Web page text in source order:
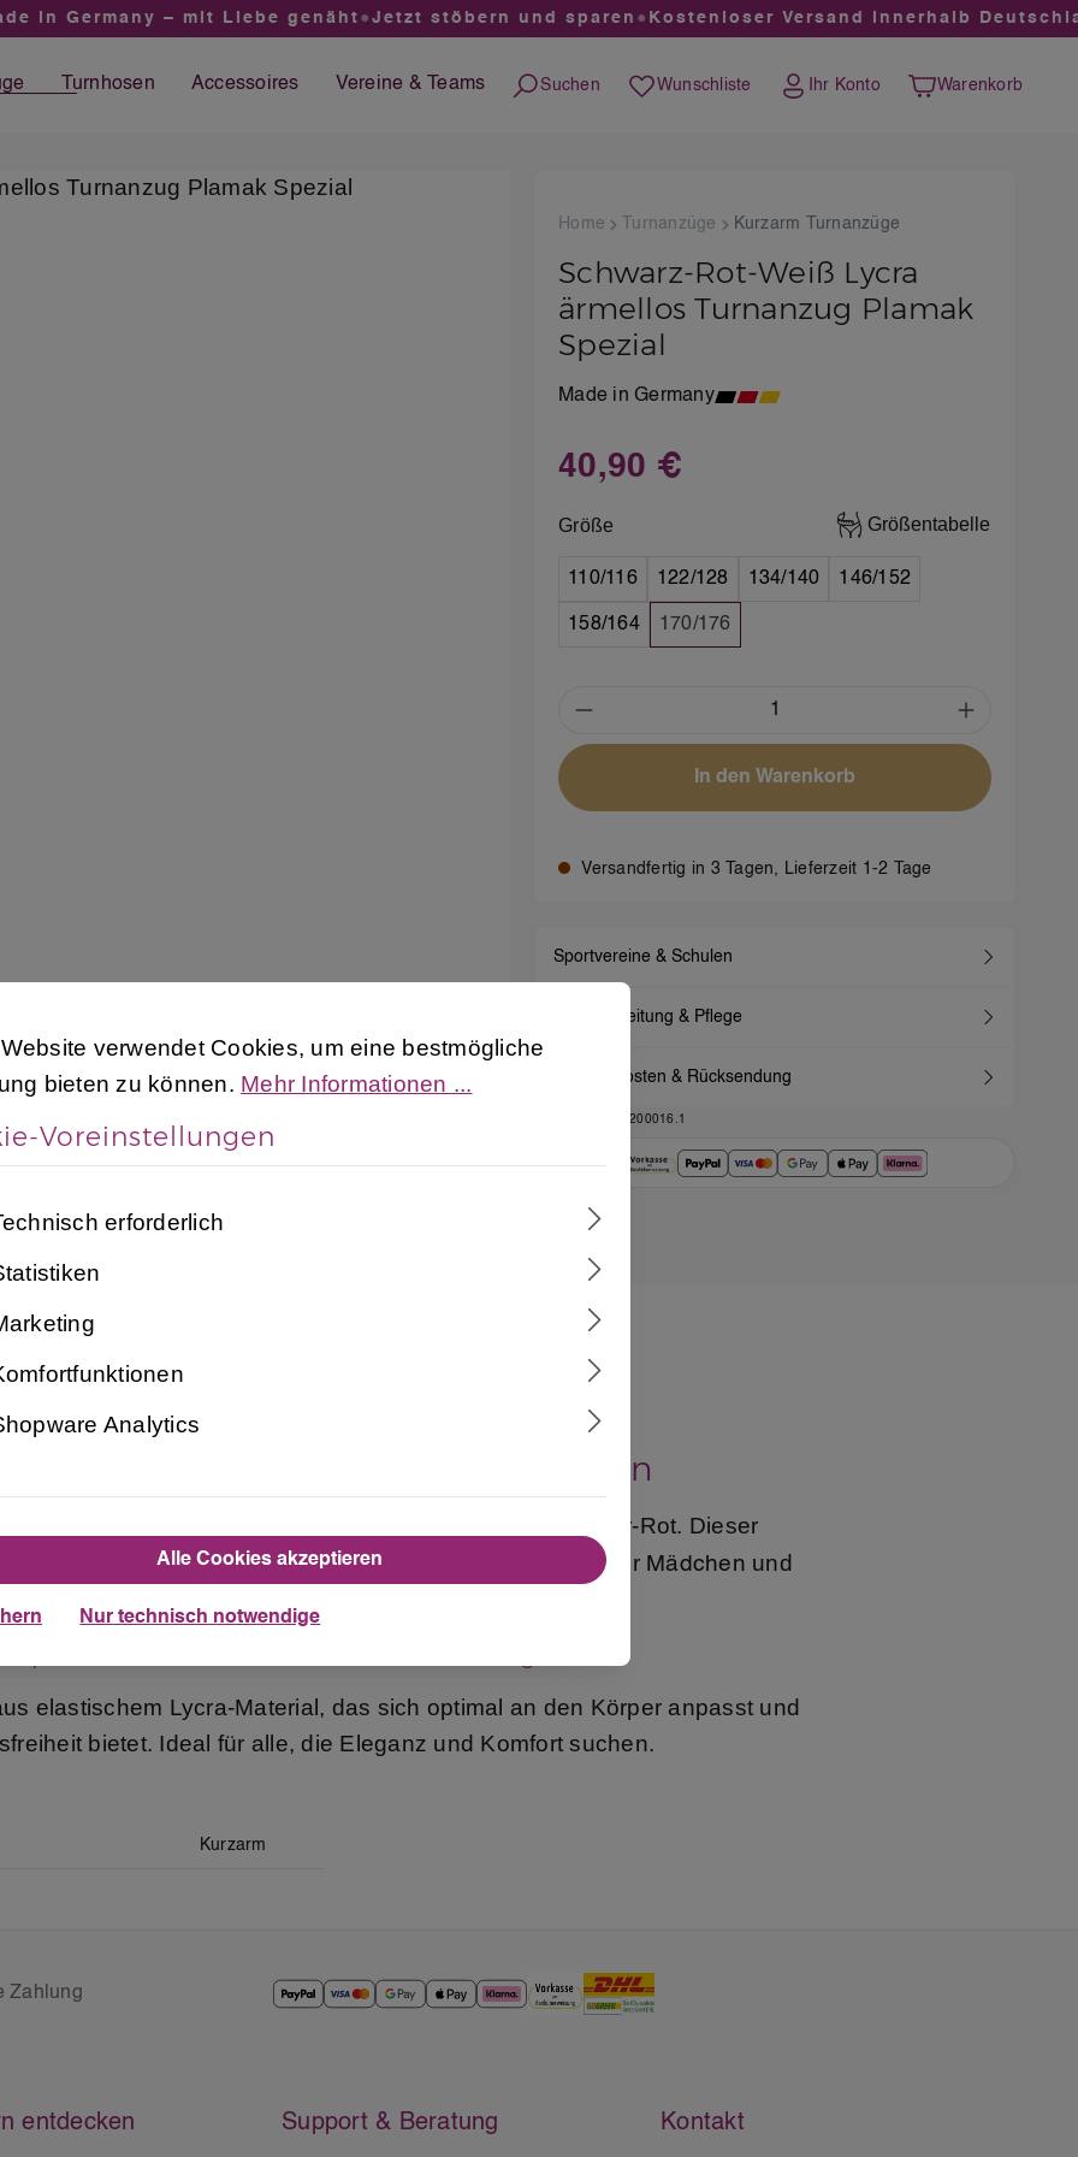
in Germany – mit Liebe genäht● Jetzt stöbern und sparen●Kostenloser Versand innerhalb
Turnhosen Accessoires Vereine & Teams Suchen Wunschliste
Du hast 0 Produkte auf dem Merkzettel
Ihr Konto Warenkorb
Warenkorb enthält
Home Turnanzüge Kurzarm Turnanzüge
Schwarz-Rot-Weiß Lycra
ärmellos Turnanzug Plamak
Spezial
Made in Germany
Regulärer Preis:
40,90 €
Größe Größentabelle
110/116 122/128 134/140 146/152
158/164 170/176
Produkt Anzahl: Gib den
In den Warenkorb
Versandfertig in 3 Tagen, Lieferzeit 1-2 Tage
Sportvereine & Schulen
Waschanleitung & Pflege
Versandkosten & Rücksendung
GS_200016.1
Turnanzug für Kinder und Damen
„Plamak Spezial“ in Schwarz-Silber-Rot. Dieser
durch seineLangarm -Passform und eignet sich ideal für Mädchen und
elastischem Lycra-Material, das sich optimal an den Körper anpasst und
bietet. Ideal für alle, die Eleganz und Komfort suchen.
Kurzarm
Zahlung
entdecken Support & Beratung Kontakt
Website verwendet Cookies, um eine bestmögliche Erfahrung bieten zu können.
Mehr Informationen
verwendet Cookies, um eine bestmögliche
bieten zu können. Mehr Informationen ...
Voreinstellungen
erforderlich
Analytics
Alle Cookies akzeptieren
Nur technisch notwendige